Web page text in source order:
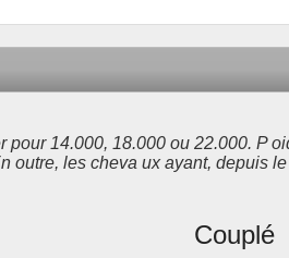
14.000, 18.000 ou 22.000. P
outre, les cheva ux ayant, depuis
Couplé